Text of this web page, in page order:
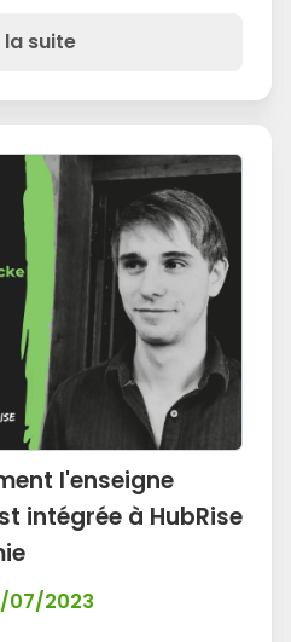
la suite
l'enseigne
intégrée à HubRise
07/2023